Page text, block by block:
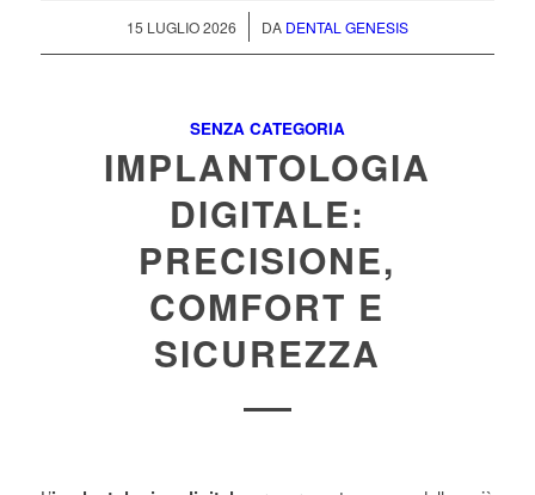
15 LUGLIO 2026
/ DA DENTAL GENESIS
SENZA CATEGORIA
IMPLANTOLOGIA
DIGITALE:
PRECISIONE,
COMFORT E
SICUREZZA